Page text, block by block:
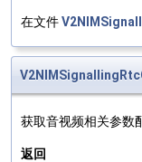
在文件
获取音视频相关参数
返回